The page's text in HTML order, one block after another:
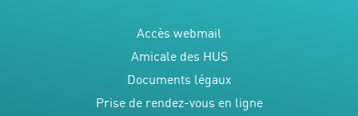
Accès webmail
Amicale des HUS
Documents légaux
Prise de rendez-vous en ligne